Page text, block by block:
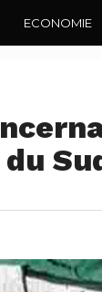
ECONOMIE